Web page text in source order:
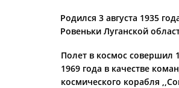
Родился 3 августа 1935
Ровеньки Луганской
Полет в космос совершил
1969 года в ка­честве
космического корабля